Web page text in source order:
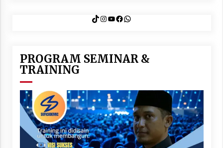
TikTok
Instagram
YouTube
Facebook
WhatsApp
PROGRAM SEMINAR &
TRAINING